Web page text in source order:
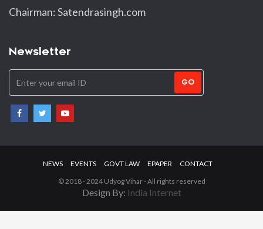
Chairman: Satendrasingh.com
Newsletter
GO
NEWS EVENTS GOVT LAW EPAPER
CONTACT
© 2018 - 2024 Udyog Vihar - All rights reserved
Design By: India Internet